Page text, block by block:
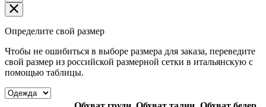
Определите свой размер
Чтобы не ошибиться в выборе размера для заказа, переведите
свой размер из российской размерной сетки в итальянскую с
помощью таблицы.